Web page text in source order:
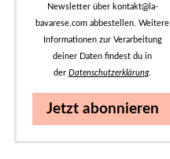
Newsletter über kontakt@la-
bavarese.com abbestellen. Weitere
Informationen zur Verarbeitung
deiner Daten findest du in
der Datenschutzerklärung.
Jetzt abonnieren